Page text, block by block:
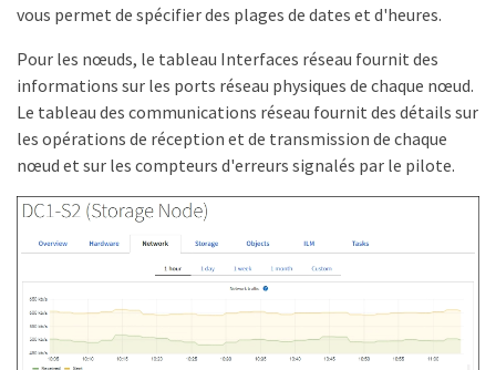
vous permet de spécifier des plages de dates et d'heures.
Pour les nœuds, le tableau Interfaces réseau fournit des
informations sur les ports réseau physiques de chaque nœud.
Le tableau des communications réseau fournit des détails sur
les opérations de réception et de transmission de chaque
nœud et sur les compteurs d'erreurs signalés par le pilote.